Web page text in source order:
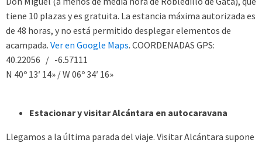
tiene 10 plazas y es gratuita. La estancia máxima autorizada es
de 48 horas, y no está permitido desplegar elementos de
acampada. Ver en Google Maps. COORDENADAS GPS:
40.22056 / -6.57111
N 40º 13′ 14» / W 06º 34′ 16»
Estacionar y visitar Alcántara en autocaravana
Llegamos a la última parada del viaje. Visitar Alcántara supone